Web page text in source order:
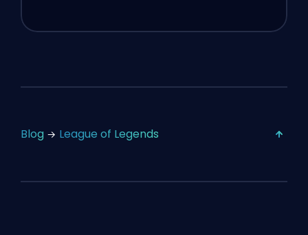
Blog League of Legends